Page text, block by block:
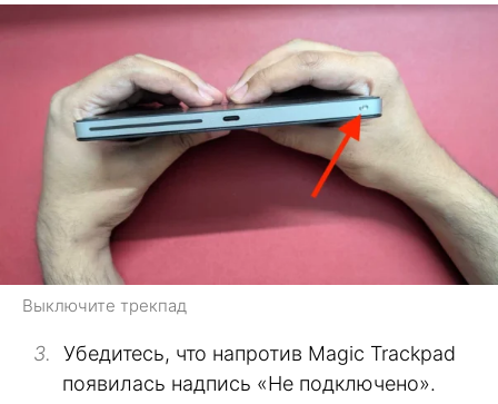
Выключите трекпад
Убедитесь, что напротив Magic Trackpad
появилась надпись «Не подключено».